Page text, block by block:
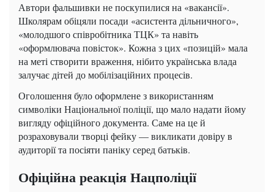
Автори фальшивки не поскупилися на «вакансії».
Школярам обіцяли посади «асистента дільничного»,
«молодшого співробітника ТЦК» та навіть
«оформлювача повісток». Кожна з цих «позицій» мала
на меті створити враження, нібито українська влада
залучає дітей до мобілізаційних процесів.
Оголошення було оформлене з використанням
символіки Національної поліції, що мало надати йому
вигляду офіційного документа. Саме на це й
розраховували творці фейку — викликати довіру в
аудиторії та посіяти паніку серед батьків.
Офіційна реакція Нацполіції